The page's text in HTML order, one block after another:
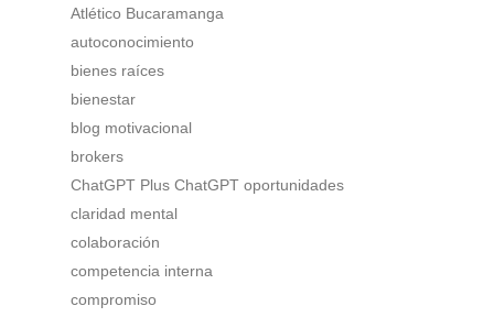
Atlético Bucaramanga
autoconocimiento
bienes raíces
bienestar
blog motivacional
brokers
ChatGPT Plus ChatGPT oportunidades
claridad mental
colaboración
competencia interna
compromiso